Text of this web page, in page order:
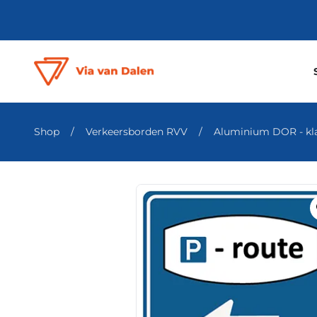
Shop / Verkeersborden RVV / Aluminium DOR -